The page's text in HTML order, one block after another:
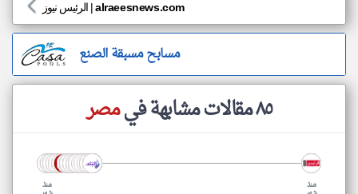
الرئيس نيوز |alraeesnews.com
مسابح مسبقة الصنع
٨٥ مقالات مشابهة في مصر
منذ منذ